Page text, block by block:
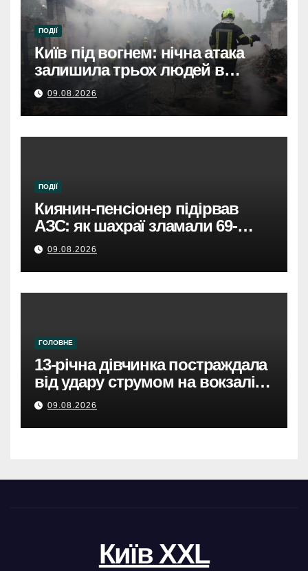
ПОДІЇ
Київ під вогнем: нічна атака
залишила трьох людей в
лікарнях.
09.08.2026
ПОДІЇ
Киянин-пенсіонер підірвав
АЗС: як шахраї зламали 69-
річного чоловіка.
09.08.2026
ГОЛОВНЕ
13-річна дівчинка постраждала
від удару струмом на вокзалі в
Броварах.
09.08.2026
Київ XXL